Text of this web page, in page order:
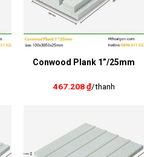
Conwood Plank 1”/25mm
467.208₫/thanh